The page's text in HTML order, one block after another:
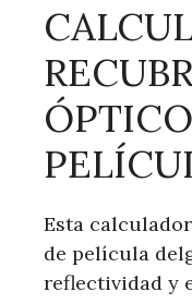
Esta
de película
reflectividad y